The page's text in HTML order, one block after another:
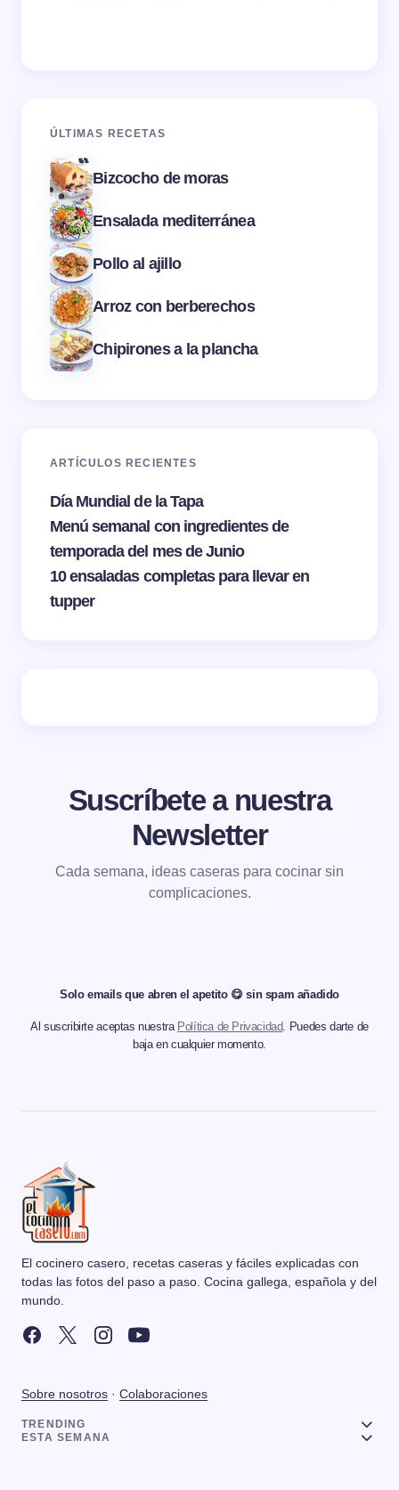
ÚLTIMAS RECETAS
Bizcocho de moras
Ensalada mediterránea
Pollo al ajillo
Arroz con berberechos
Chipirones a la plancha
ARTÍCULOS RECIENTES
Día Mundial de la Tapa
Menú semanal con ingredientes de
temporada del mes de Junio
10 ensaladas completas para llevar en
tupper
Suscríbete a nuestra
Newsletter
Cada semana, ideas caseras para cocinar sin
complicaciones.
Solo emails que abren el apetito 😋 sin spam añadido
Al suscribirte aceptas nuestra Política de Privacidad. Puedes darte de
baja en cualquier momento.
El cocinero casero, recetas caseras y fáciles explicadas con
todas las fotos del paso a paso. Cocina gallega, española y del
mundo.
Sobre nosotros · Colaboraciones
TRENDING
ESTA SEMANA